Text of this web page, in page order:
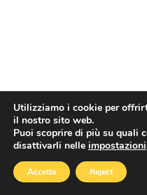
Utilizziamo i cookie per
il nostro sito web.
Puoi scoprire di più su quali
disattivarli nelle impostazioni
Accetta Reject